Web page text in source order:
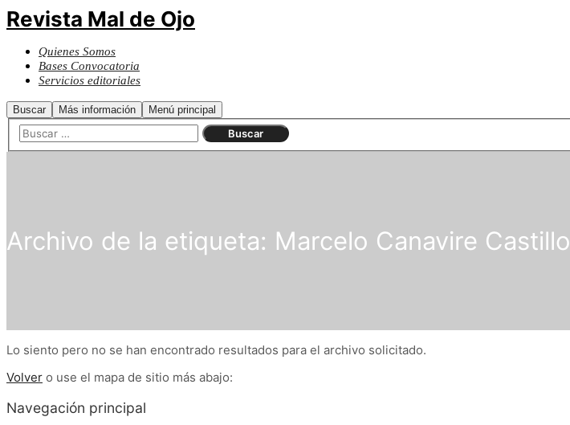
Revista Mal de Ojo
Quienes Somos
Bases Convocatoria
Servicios editoriales
Buscar Más información Menú principal
Archivo de la etiqueta: Marcelo Canavire Castillo
Lo siento pero no se han encontrado resultados para el archivo solicitado.
Volver o use el mapa de sitio más abajo:
Navegación principal